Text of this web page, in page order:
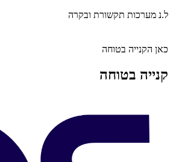
ל.נ מערכות תקשורת ובקרה
כאן הקנייה בטוחה
קנייה בטוחה